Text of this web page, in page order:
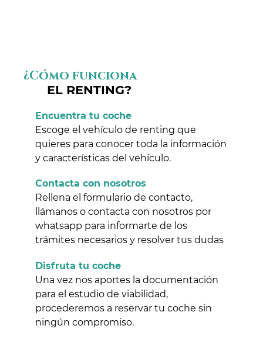
¿Cómo funciona
EL RENTING?
Encuentra tu coche
Escoge el vehículo de renting que
quieres para conocer toda la información
y características del vehículo.
Contacta con nosotros
Rellena el formulario de contacto,
llámanos o contacta con nosotros por
whatsapp para informarte de los
trámites necesarios y resolver tus dudas
Disfruta tu coche
Una vez nos aportes la documentación
para el estudio de viabilidad,
procederemos a reservar tu coche sin
ningún compromiso.